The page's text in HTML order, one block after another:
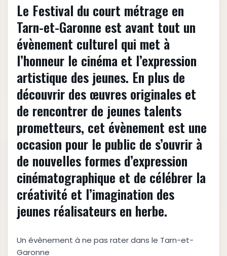
Le Festival du court métrage en
Tarn-et-Garonne est avant tout un
évènement culturel qui met à
l’honneur le cinéma et l’expression
artistique des jeunes. En plus de
découvrir des œuvres originales et
de rencontrer de jeunes talents
prometteurs, cet évènement est une
occasion pour le public de s’ouvrir à
de nouvelles formes d’expression
cinématographique et de célébrer la
créativité et l’imagination des
jeunes réalisateurs en herbe.
Un évènement à ne pas rater dans le Tarn-et-
Garonne